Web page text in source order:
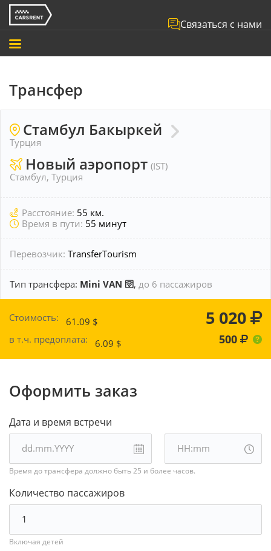
Связаться с нами
Трансфер
Стамбул Бакыркей
Турция
Новый аэропорт (IST)
Стамбул, Турция
Расстояние: 55 км.
Время в пути: 55 минут
Перевозчик: TransferTourism
Тип трансфера: Mini VAN 🛜, до 6 пассажиров
Стоимость: 61.09 $ 5 020
в т.ч. предоплата: 6.09 $ 500
Оформить заказ
Дата и время встречи
Время до трансфера должно быть 25 и более часов.
Количество пассажиров
Включая детей